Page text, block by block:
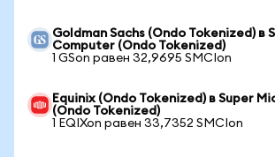
Goldman Sachs (Ondo Tokenized) в
Computer (Ondo Tokenized)
1 GSon равен 32,9695 SMCIon
Equinix (Ondo Tokenized) в Super
(Ondo Tokenized)
1 EQIXon равен 33,7352 SMCIon